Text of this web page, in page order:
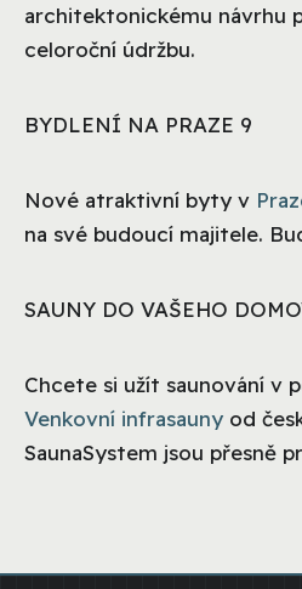
architektonickému návrhu
celoroční údržbu.
BYDLENÍ NA PRAZE 9
Nové atraktivní byty v
na své budoucí majitele.
SAUNY DO VAŠEHO
Chcete si užít saunování v
Venkovní infrasauny od
SaunaSystem jsou přesně